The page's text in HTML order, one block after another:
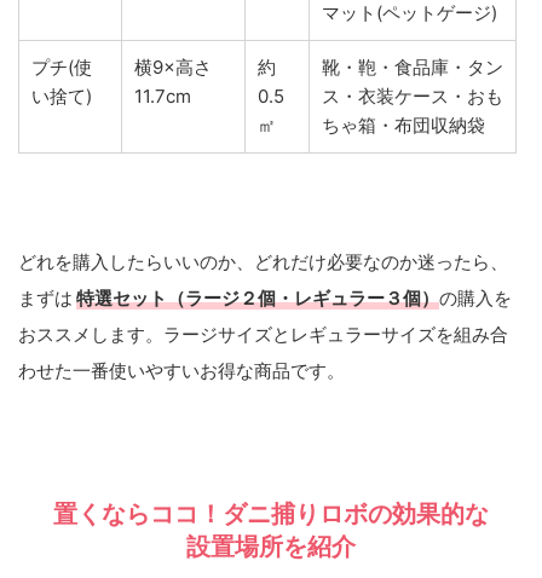
マット(ペットゲージ)
プチ(使
い捨て)
横9×高さ
11.7cm
約
0.5
㎡
靴・鞄・食品庫・タン
ス・衣装ケース・おも
ちゃ箱・布団収納袋
どれを購入したらいいのか、どれだけ必要なのか迷ったら、
まずは 特選セット（ラージ２個・レギュラー３個）の購入を
おススメします。ラージサイズとレギュラーサイズを組み合
わせた一番使いやすいお得な商品です。
置くならココ！ダニ捕りロボの効果的な
設置場所を紹介